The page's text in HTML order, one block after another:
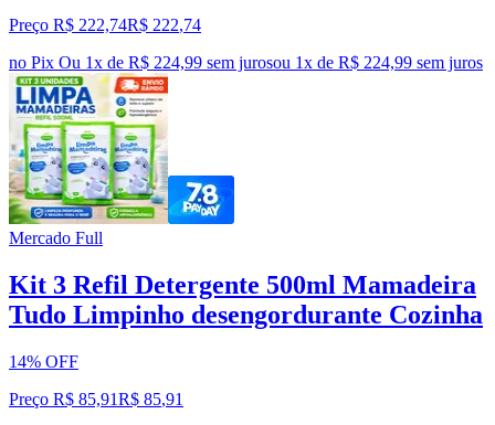
Preço R$ 222,74R$ 222,74
no Pix Ou 1x de R$ 224,99 sem jurosou 1x de R$ 224,99 sem juros
Mercado Full
Kit 3 Refil Detergente 500ml Mamadeira
Tudo Limpinho desengordurante Cozinha
14% OFF
Preço R$ 85,91R$ 85,91